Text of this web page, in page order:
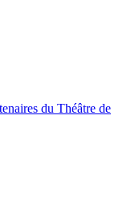
du Théâtre de